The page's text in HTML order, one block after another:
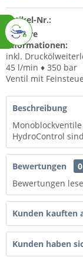
Artikel-Nr.:
Weitere
Informationen:
inkl.
45 l/min ♦ 350 bar
Ventil mit
Beschreibung
HydroControl
Bewertungen
0
Bewertungen
Kunden kauften
Kunden haben